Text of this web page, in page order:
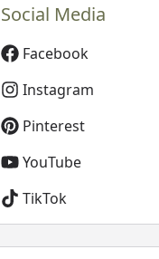
Social Media
Facebook
Instagram
Pinterest
YouTube
TikTok